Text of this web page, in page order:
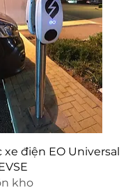
Xem nhanh
xe điện EO Universal
kho